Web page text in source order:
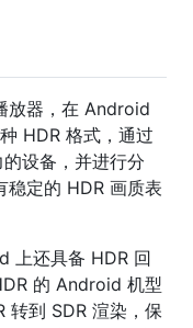
放器，在 Android
HDR 格式，通过
设备，并进行分
稳定的 HDR 画质表
上还具备 HDR 回
的 Android 机型
转到 SDR 渲染，保